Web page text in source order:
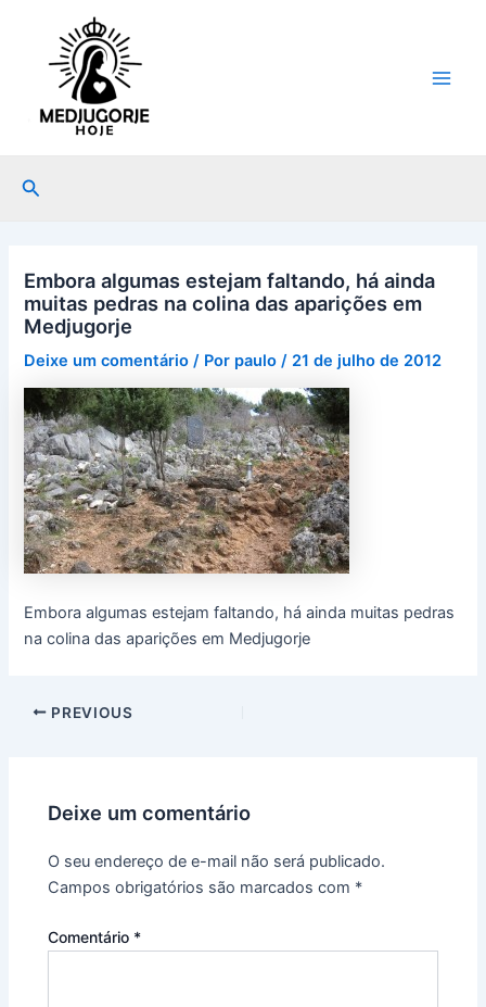
conteúdo
Pesquisar
Embora algumas estejam faltando, há ainda
muitas pedras na colina das aparições em
Medjugorje
Deixe um comentário / Por paulo/ 21 de julho de 2012
Embora algumas estejam faltando, há ainda muitas pedras
na colina das aparições em Medjugorje
navigation
PREVIOUS
Deixe um comentário
O seu endereço de e-mail não será publicado.
Campos obrigatórios são marcados com *
Comentário *